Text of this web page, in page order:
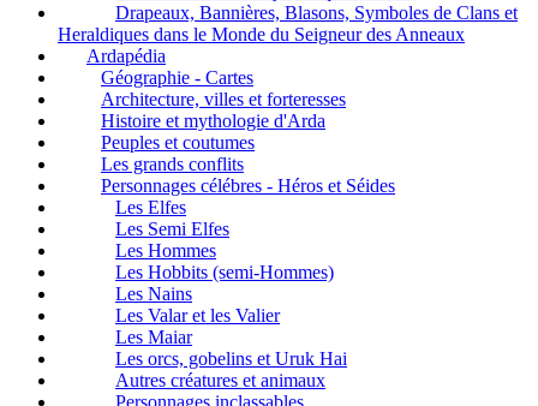
Drapeaux, Bannières, Blasons, Symboles de Clans et
Heraldiques dans le Monde du Seigneur des Anneaux
Ardapédia
Géographie - Cartes
Architecture, villes et forteresses
Histoire et mythologie d'Arda
Peuples et coutumes
Les grands conflits
Personnages célébres - Héros et Séides
Les Elfes
Les Semi Elfes
Les Hommes
Les Hobbits (semi-Hommes)
Les Nains
Les Valar et les Valier
Les Maiar
Les orcs, gobelins et Uruk Hai
Autres créatures et animaux
Personnages inclassables